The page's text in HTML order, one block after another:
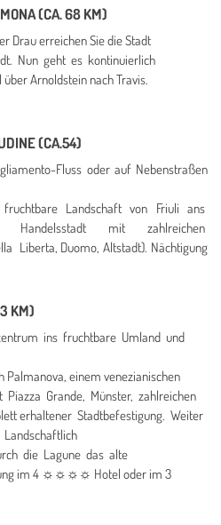
(CA. 68 KM)
Drau erreichen Sie die Stadt
Nun geht es kontinuierlich
Arnoldstein nach Travis.
(CA.54)
Fluss oder auf Nebenstraßen
Landschaft von Friuli ans
Handelsstadt mit zahlreichen
Liberta, Duomo, Altstadt). Nächtigung
KM)
ins fruchtbare Umland und
einem venezianischen
Grande, Münster, zahlreichen
erhaltener Stadtbefestigung. Weiter
die Lagune das alte
im 4 ☼☼☼☼ Hotel oder im 3